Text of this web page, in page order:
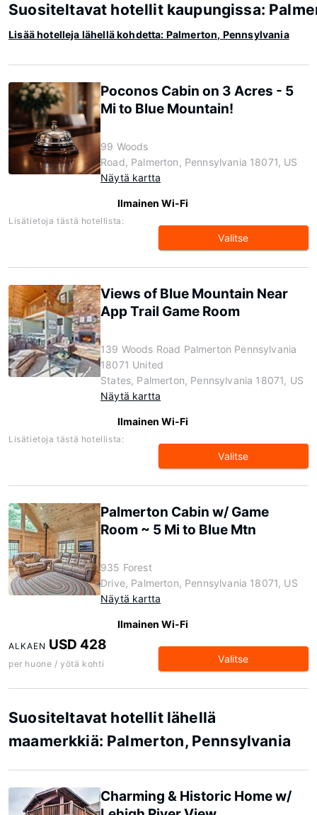
Suositeltavat hotellit kaupungissa:
Lisää hotelleja lähellä kohdetta: Palmerton, Pennsylvania
Poconos Cabin on 3 Acres - 5
Mi to Blue Mountain!
99 Woods
Road, Palmerton, Pennsylvania 18071, US
Näytä kartta
Ilmainen Wi-Fi
Lisätietoja tästä hotellista:
Valitse
Views of Blue Mountain Near
App Trail Game Room
139 Woods Road Palmerton Pennsylvania
18071 United
States, Palmerton, Pennsylvania 18071, US
Näytä kartta
Ilmainen Wi-Fi
Lisätietoja tästä hotellista:
Valitse
Palmerton Cabin w/ Game
Room ~ 5 Mi to Blue Mtn
935 Forest
Drive, Palmerton, Pennsylvania 18071, US
Näytä kartta
Ilmainen Wi-Fi
ALKAEN USD 428
per huone / yötä kohti Valitse
Suositeltavat hotellit lähellä
maamerkkiä: Palmerton, Pennsylvania
Charming & Historic Home w/